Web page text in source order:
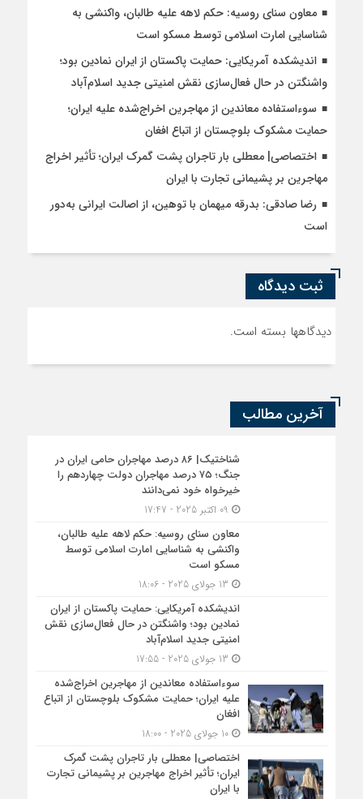
معاون سنای روسیه: حکم لاهه علیه طالبان، واکنشی به
شناسایی امارت اسلامی توسط مسکو است
اندیشکده آمریکایی: حمایت پاکستان از ایران نمادین بود؛
واشنگتن در حال فعال‌سازی نقش امنیتی جدید اسلام‌آباد
سوءاستفاده معاندین از مهاجرین اخراج‌شده علیه ایران؛
حمایت مشکوک بلوچستان از اتباع افغان
اختصاصی| معطلی بار تاجران پشت گمرک ایران؛ تأثیر اخراج
مهاجرین بر پشیمانی تجارت با ایران
رضا صادقی: بدرقه میهمان با توهین، از اصالت ایرانی به‌دور
است
ثبت دیدگاه
دیدگاهها بسته است.
آخرین مطالب
شناختیک| ۸۶ درصد مهاجران حامی ایران در
جنگ؛ ۷۵ درصد مهاجران دولت چهاردهم را
خیرخواه خود نمی‌دانند
معاون سنای روسیه: حکم لاهه علیه طالبان،
واکنشی به شناسایی امارت اسلامی توسط
مسکو است
اندیشکده آمریکایی: حمایت پاکستان از ایران
نمادین بود؛ واشنگتن در حال فعال‌سازی نقش
امنیتی جدید اسلام‌آباد
سوءاستفاده معاندین از مهاجرین اخراج‌شده
علیه ایران؛ حمایت مشکوک بلوچستان از اتباع
افغان
10 جولای 2025 - 18:00
اختصاصی| معطلی بار تاجران پشت گمرک
ایران؛ تأثیر اخراج مهاجرین بر پشیمانی تجارت
با ایران